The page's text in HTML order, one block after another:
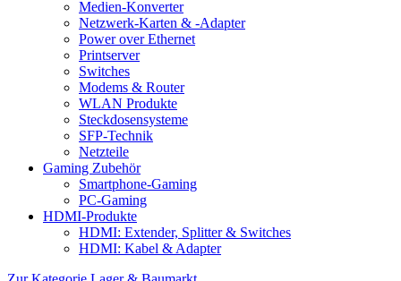
Medien-Konverter
Netzwerk-Karten & -Adapter
Power over Ethernet
Printserver
Switches
Modems & Router
WLAN Produkte
Steckdosensysteme
SFP-Technik
Netzteile
Gaming Zubehör
Smartphone-Gaming
PC-Gaming
HDMI-Produkte
HDMI: Extender, Splitter & Switches
HDMI: Kabel & Adapter